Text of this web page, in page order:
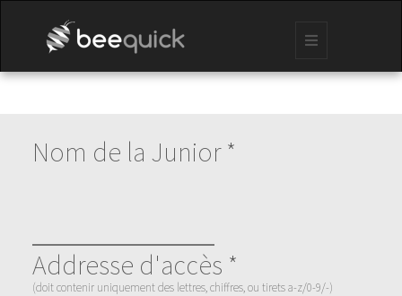
Nom de la Junior *
Addresse d'accès *
(doit contenir uniquement des lettres, chiffres, ou tirets a-z/0-9/-)